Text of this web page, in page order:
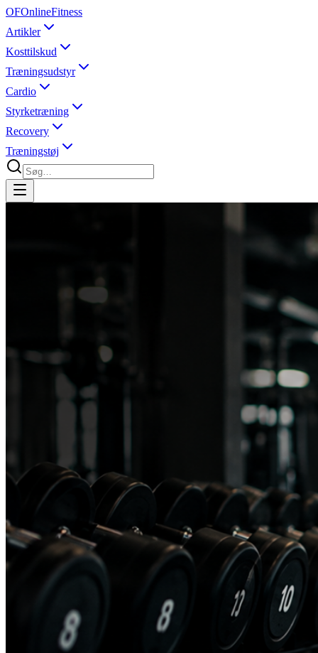
OFOnlineFitness
Artikler
Kosttilskud
Træningsudstyr
Cardio
Styrketræning
Recovery
Træningstøj